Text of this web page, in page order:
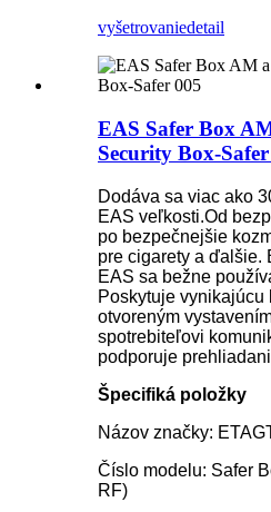
vyšetrovaniedetail
EAS Safer Box
Security Box-
Dodáva sa viac ako
EAS veľkosti.Od
po bezpečnejšie
pre cigarety a ďalšie.
EAS sa bežne
Poskytuje vynikajúcu
otvoreným
spotrebiteľovi
podporuje
Špecifiká položky
Názov značky:
Číslo modelu: Safer
RF)